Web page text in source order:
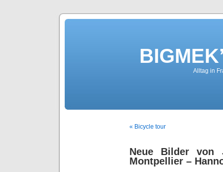
Alltag in
« Bicycle tour
Neue Bilder von
Montpellier –